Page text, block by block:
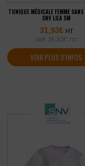
TUNIQUE MÉDICALE FEMME
SNV LILA SM
31,93€ HT
soit 38,32€ TTC
VOIR PLUS D'INFOS